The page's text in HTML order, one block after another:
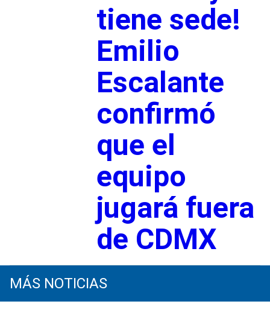
tiene sede!
Emilio
Escalante
confirmó
que el
equipo
jugará fuera
de CDMX
MÁS NOTICIAS